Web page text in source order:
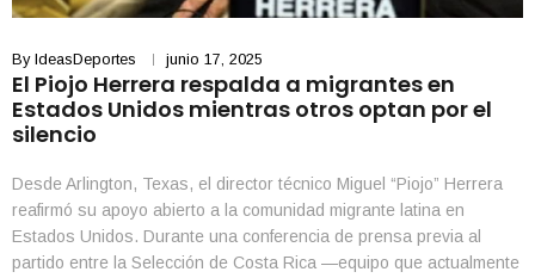
By IdeasDeportes junio 17, 2025
El Piojo Herrera respalda a migrantes en
Estados Unidos mientras otros optan por el
silencio
Desde Arlington, Texas, el director técnico Miguel “Piojo” Herrera
reafirmó su apoyo abierto a la comunidad migrante latina en
Estados Unidos. Durante una conferencia de prensa previa al
partido entre la Selección de Costa Rica —equipo que actualmente